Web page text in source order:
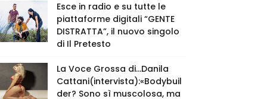
Esce in radio e su tutte le
piattaforme digitali “GENTE
DISTRATTA”, il nuovo singolo
di Il Pretesto
La Voce Grossa di…Danila
Cattani(intervista):«Bodybuil
der? Sono sì muscolosa, ma